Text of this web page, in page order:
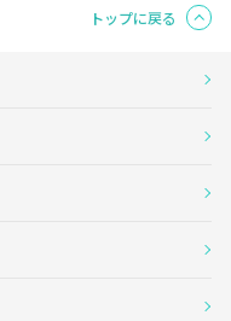
病院詳細
トップに戻る